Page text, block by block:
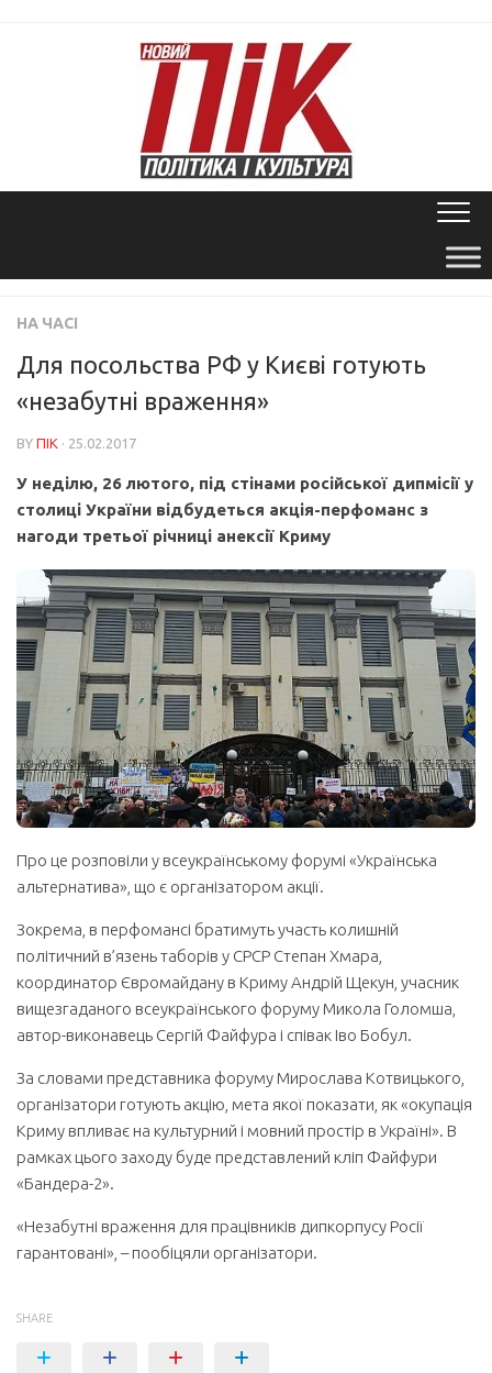
НА ЧАСІ
Для посольства РФ у Києві готують
«незабутні враження»
BY ПІК · 25.02.2017
У неділю, 26 лютого, під стінами російської дипмісії у
столиці України відбудеться акція-перфоманс з
нагоди третьої річниці анексії Криму
Про це розповіли у всеукраїнському форумі «Українська
альтернатива», що є організатором акції.
Зокрема, в перфомансі братимуть участь колишній
політичний в’язень таборів у СРСР Степан Хмара,
координатор Євромайдану в Криму Андрій Щекун, учасник
вищезгаданого всеукраїнського форуму Микола Голомша,
автор-виконавець Сергій Файфура і співак Іво Бобул.
За словами представника форуму Мирослава Котвицького,
організатори готують акцію, мета якої показати, як «окупація
Криму впливає на культурний і мовний простір в Україні». В
рамках цього заходу буде представлений кліп Файфури
«Бандера-2».
«Незабутні враження для працівників дипкорпусу Росії
гарантовані», – пообіцяли організатори.
SHARE